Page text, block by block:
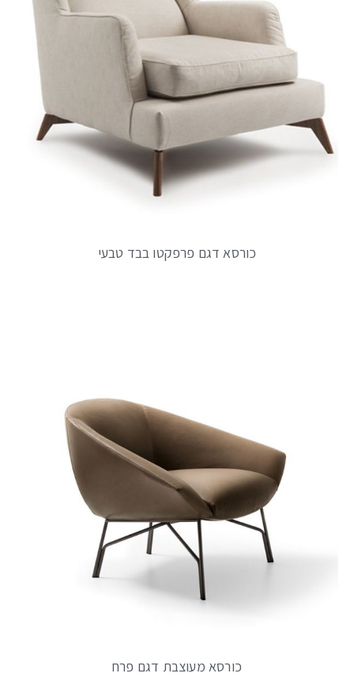
כורסא דגם פרפקטו בבד טבעי
כורסא מעוצבת דגם פרח